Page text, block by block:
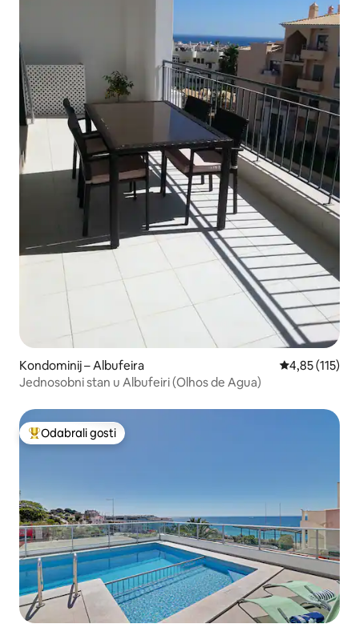
Kondominij – Albufeira Prosječna
4,85 (115)
Jednosobni stan u Albufeiri (Olhos de Agua)
Među najviše rangiranima s oznakom „Odabrali gosti”
Odabrali gosti